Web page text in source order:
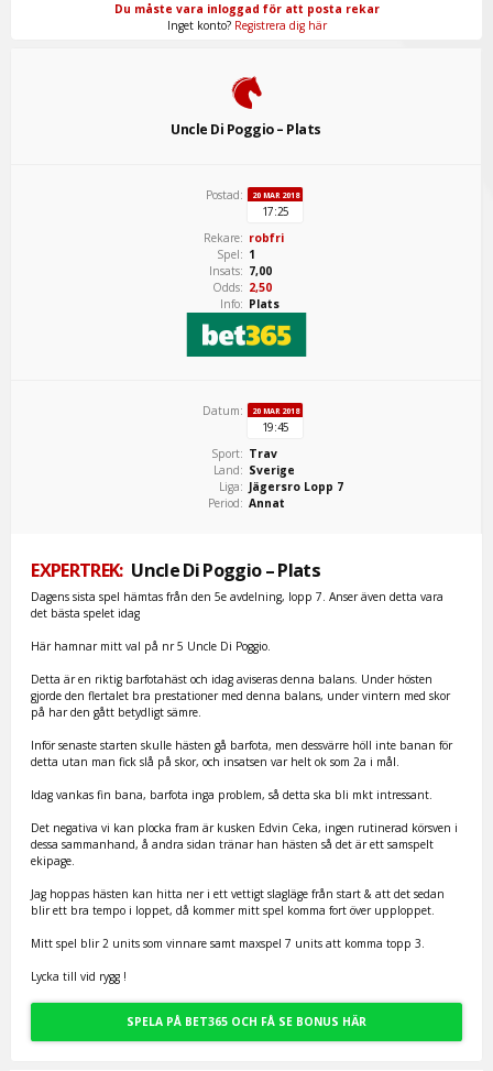
Du måste vara inloggad för att posta rekar
Inget konto? Registrera dig här
EXPERTREK:Uncle Di Poggio – Plats
Dagens sista spel hämtas från den 5e avdelning, lopp 7. Anser även detta vara
det bästa spelet idag
Här hamnar mitt val på nr 5 Uncle Di Poggio.
Detta är en riktig barfotahäst och idag aviseras denna balans. Under hösten
gjorde den flertalet bra prestationer med denna balans, under vintern med skor
på har den gått betydligt sämre.
Inför senaste starten skulle hästen gå barfota, men dessvärre höll inte banan för
detta utan man fick slå på skor, och insatsen var helt ok som 2a i mål.
Idag vankas fin bana, barfota inga problem, så detta ska bli mkt intressant.
Det negativa vi kan plocka fram är kusken Edvin Ceka, ingen rutinerad körsven i
dessa sammanhand, å andra sidan tränar han hästen så det är ett samspelt
ekipage.
Jag hoppas hästen kan hitta ner i ett vettigt slagläge från start & att det sedan
blir ett bra tempo i loppet, då kommer mitt spel komma fort över upploppet.
Mitt spel blir 2 units som vinnare samt maxspel 7 units att komma topp 3.
Lycka till vid rygg !
SPELA PÅ BET365 OCH FÅ SE BONUS HÄR
Uncle Di Poggio – Plats
Postad: 20 MAR 2018
17:25
Rekare: robfri
Spel: 1
Insats: 7,00
Odds: 2,50
Info: Plats
Datum: 20 MAR 2018
19:45
Sport: Trav
Land: Sverige
Liga: Jägersro Lopp 7
Period: Annat